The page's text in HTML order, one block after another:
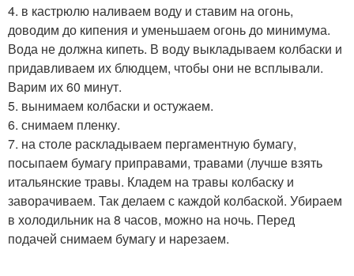
4. в кастрюлю наливаем воду и ставим на огонь,
доводим до кипения и уменьшаем огонь до минимума.
Вода не должна кипеть. В воду выкладываем колбаски и
придавливаем их блюдцем, чтобы они не всплывали.
Варим их 60 минут.
5. вынимаем колбаски и остужаем.
6. снимаем пленку.
7. на столе раскладываем пергаментную бумагу,
посыпаем бумагу приправами, травами (лучше взять
итальянские травы. Кладем на травы колбаску и
заворачиваем. Так делаем с каждой колбаской. Убираем
в холодильник на 8 часов, можно на ночь. Перед
подачей снимаем бумагу и нарезаем.